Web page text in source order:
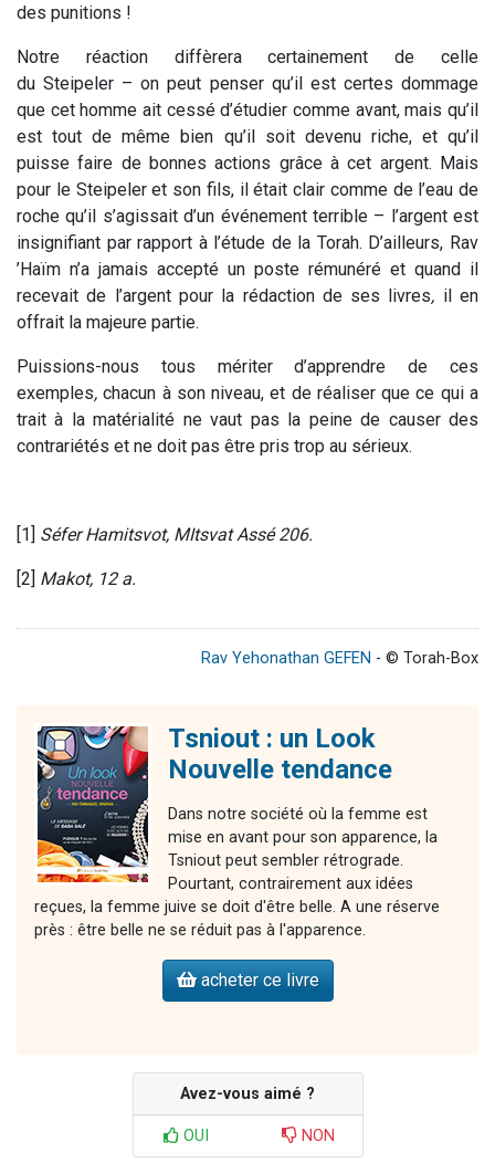
des punitions !
Notre réaction diffèrera certainement de celle
du Steipeler – on peut penser qu’il est certes dommage
que cet homme ait cessé d’étudier comme avant, mais qu’il
est tout de même bien qu’il soit devenu riche, et qu’il
puisse faire de bonnes actions grâce à cet argent. Mais
pour le Steipeler et son fils, il était clair comme de l’eau de
roche qu’il s’agissait d’un événement terrible – l’argent est
insignifiant par rapport à l’étude de la Torah. D’ailleurs, Rav
’Haïm n’a jamais accepté un poste rémunéré et quand il
recevait de l’argent pour la rédaction de ses livres, il en
offrait la majeure partie.
Puissions-nous tous mériter d’apprendre de ces
exemples,chacun à son niveau, et de réaliser que ce qui a
trait à la matérialité ne vaut pas la peine de causer des
contrariétés et ne doit pas être pris trop au sérieux.
[1] Séfer Hamitsvot, MItsvat Assé 206.
[2] Makot, 12 a.
Rav Yehonathan GEFEN - © Torah-Box
Tsniout : un Look
Nouvelle tendance
Dans notre société où la femme est
mise en avant pour son apparence, la
Tsniout peut sembler rétrograde.
Pourtant, contrairement aux idées
reçues, la femme juive se doit d'être belle. A une réserve
près : être belle ne se réduit pas à l'apparence.
acheter ce livre
Avez-vous aimé ?
OUI NON